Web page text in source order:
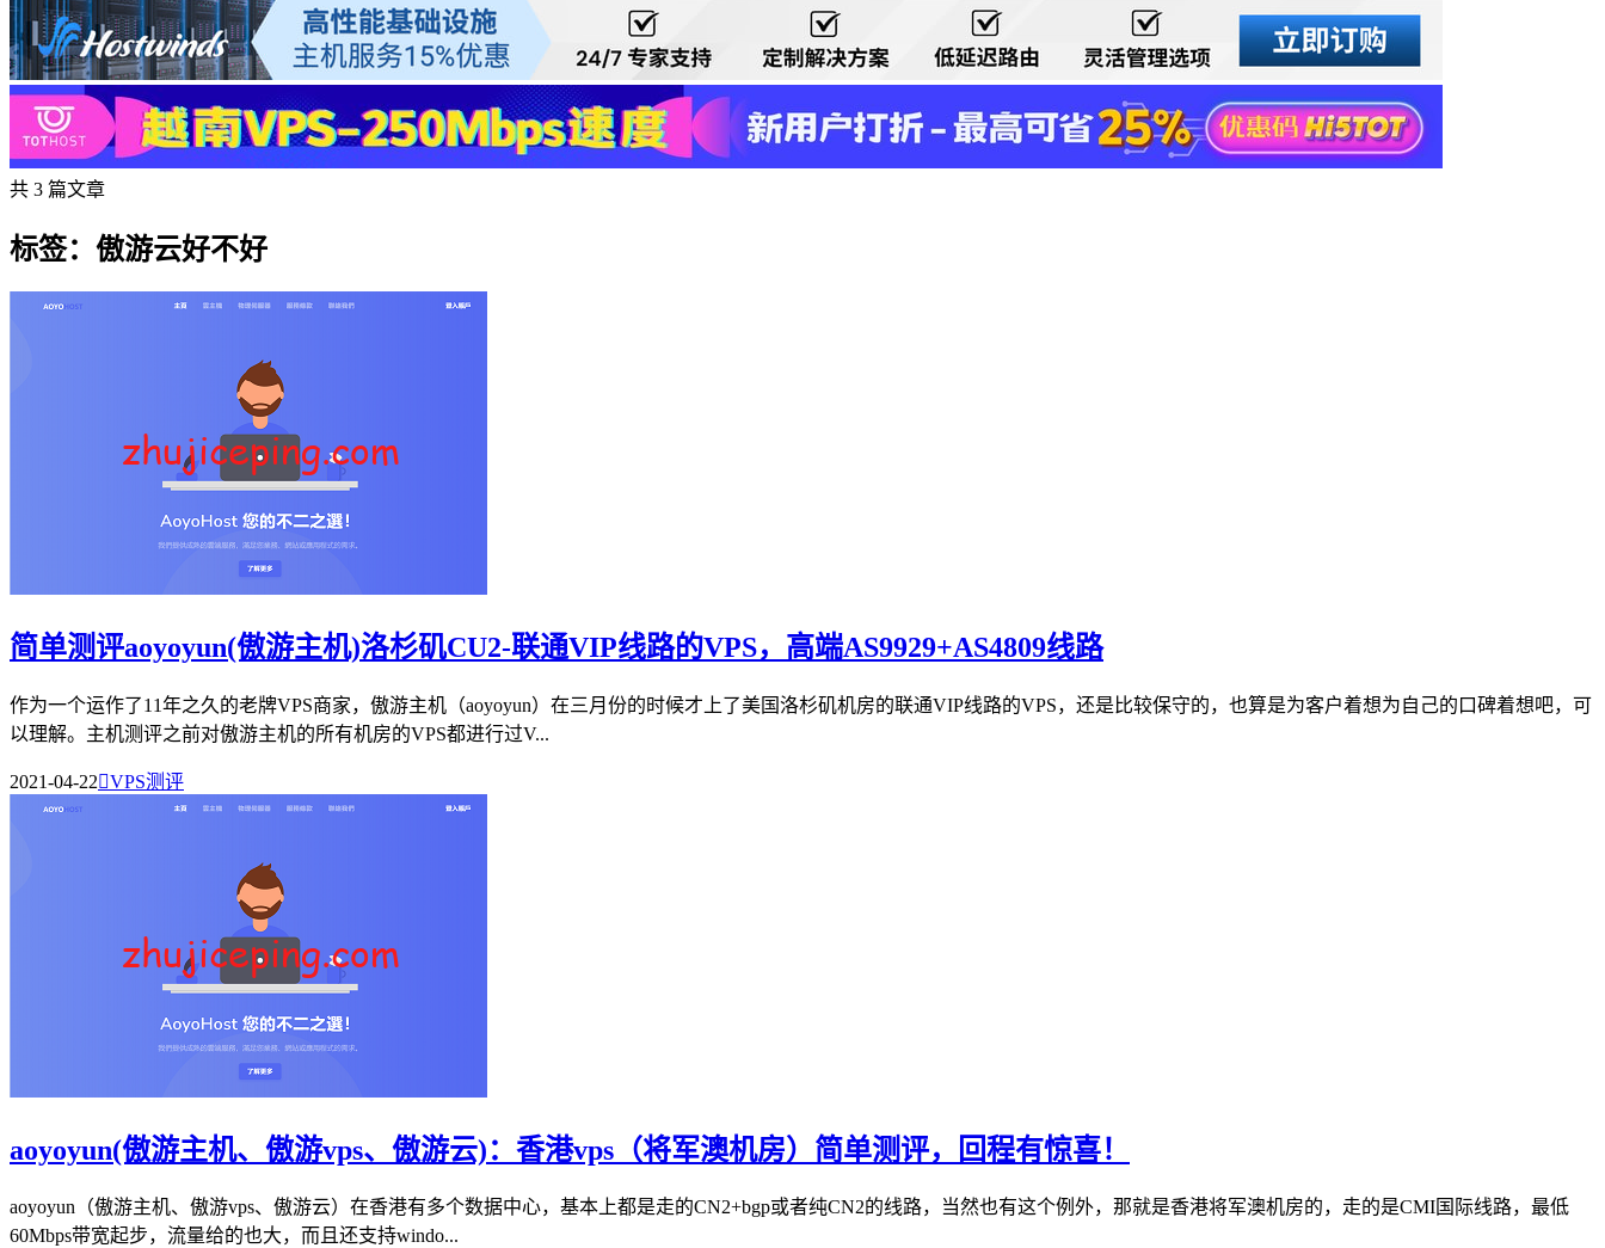
共 3 篇文章
标签：傲游云好不好
简单测评aoyoyun(傲游主机)洛杉矶CU2-联通VIP线路的VPS，高端AS9929+AS4809线路
作为一个运作了11年之久的老牌VPS商家，傲游主机（aoyoyun）在三月份的时候才上了美国洛杉矶机房的联通VIP线路的VPS，还是比较保守的，也算是为客户着想为自己的口碑着想吧，可
以理解。主机测评之前对傲游主机的所有机房的VPS都进行过V...
2021-04-22VPS测评
aoyoyun(傲游主机、傲游vps、傲游云)：香港vps（将军澳机房）简单测评，回程有惊喜！
aoyoyun（傲游主机、傲游vps、傲游云）在香港有多个数据中心，基本上都是走的CN2+bgp或者纯CN2的线路，当然也有这个例外，那就是香港将军澳机房的，走的是CMI国际线路，最低
60Mbps带宽起步，流量给的也大，而且还支持windo...